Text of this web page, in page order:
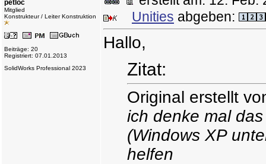
petloc
Mitglied
Konstrukteur / Leiter Konstruktion
Beiträge: 20
Registriert: 07.01.2013
SolidWorks Professional 2023
Unities abgeben:
Hallo,
Zitat:
Original erstellt
ich denke mal
(Windows XP
helfen